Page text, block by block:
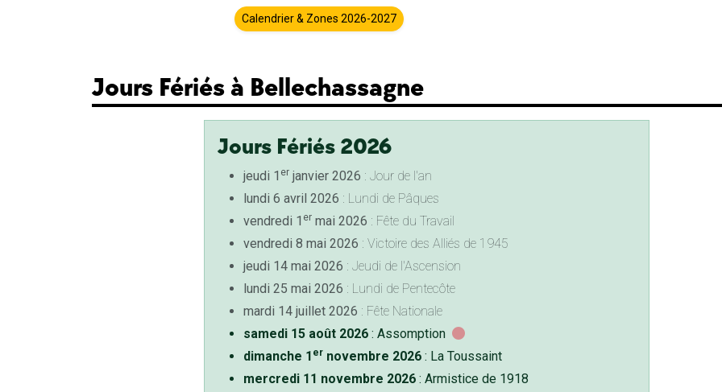
Calendrier & Zones 2026-2027
Jours Fériés à Bellechassagne
Jours Fériés 2026
jeudi 1 erjanvier 2026 : Jour de l'an
lundi 6 avril 2026 : Lundi de Pâques
vendredi 1 ermai 2026 : Fête du Travail
vendredi 8 mai 2026 : Victoire des Alliés de 1945
jeudi 14 mai 2026 : Jeudi de l'Ascension
lundi 25 mai 2026 : Lundi de Pentecôte
mardi 14 juillet 2026 : Fête Nationale
samedi 15 août 2026: Assomption
dimanche 1 ernovembre 2026: La Toussaint
mercredi 11 novembre 2026: Armistice de 1918